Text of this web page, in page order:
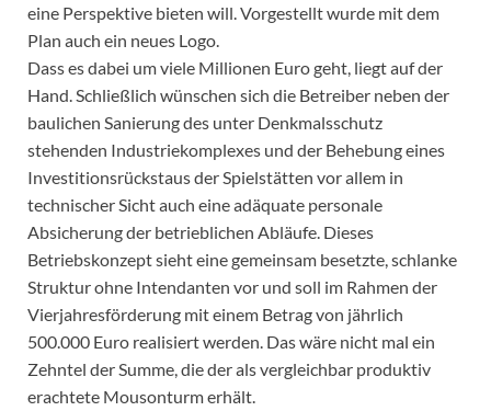
eine Perspektive bieten will. Vorgestellt wurde mit dem
Plan auch ein neues Logo.
Dass es dabei um viele Millionen Euro geht, liegt auf der
Hand. Schließlich wünschen sich die Betreiber neben der
baulichen Sanierung des unter Denkmalsschutz
stehenden Industriekomplexes und der Behebung eines
Investitionsrückstaus der Spielstätten vor allem in
technischer Sicht auch eine adäquate personale
Absicherung der betrieblichen Abläufe. Dieses
Betriebskonzept sieht eine gemeinsam besetzte, schlanke
Struktur ohne Intendanten vor und soll im Rahmen der
Vierjahresförderung mit einem Betrag von jährlich
500.000 Euro realisiert werden. Das wäre nicht mal ein
Zehntel der Summe, die der als vergleichbar produktiv
erachtete Mousonturm erhält.